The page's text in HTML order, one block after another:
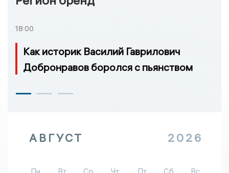
18:00
Как историк Василий Гаврилович
Добронравов боролся с пьянством
АВГУСТ 2026